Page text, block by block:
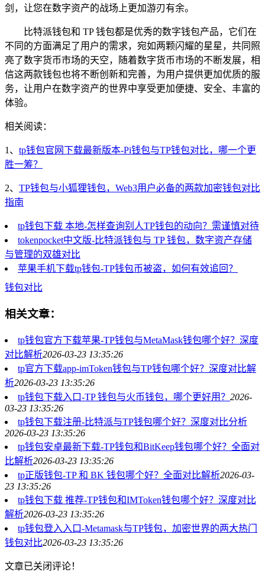
剑，让您在数字资产的战场上更加游刃有余。
比特派钱包和 TP 钱包都是优秀的数字钱包产品，它们在
不同的方面满足了用户的需求，宛如两颗闪耀的星星，共同照
亮了数字货币市场的天空，随着数字货币市场的不断发展，相
信这两款钱包也将不断创新和完善，为用户提供更加优质的服
务，让用户在数字资产的世界中享受更加便捷、安全、丰富的
体验。
相关阅读：
1、 tp钱包官网下载最新版本-Pi钱包与TP钱包对比，哪一个更
胜一筹？
2、 TP钱包与小狐狸钱包，Web3用户必备的两款加密钱包对比
指南
tp钱包下载 本地-怎样查询别人TP钱包的动向？需谨慎对待
tokenpocket中文版-比特派钱包与 TP 钱包，数字资产存储
与管理的双雄对比
苹果手机下载tp钱包-TP钱包币被盗，如何有效追回？
钱包对比
相关文章：
tp钱包官方下载苹果-TP钱包与MetaMask钱包哪个好？深度
对比解析2026-03-23 13:35:26
tp官方下载app-imToken钱包与TP钱包哪个好？深度对比解
析2026-03-23 13:35:26
tp钱包下载入口-TP 钱包与火币钱包，哪个更好用？ 2026-
03-23 13:35:26
tp钱包下载注册-比特派与TP钱包哪个好？深度对比分析
2026-03-23 13:35:26
tp钱包安卓最新下载-TP钱包和BitKeep钱包哪个好？全面对
比解析2026-03-23 13:35:26
tp正版钱包-TP 和 BK 钱包哪个好？全面对比解析2026-03-
23 13:35:26
tp钱包下载 推荐-TP钱包和IMToken钱包哪个好？深度对比
解析2026-03-23 13:35:26
tp钱包登入入口-Metamask与TP钱包，加密世界的两大热门
钱包对比2026-03-23 13:35:26
文章已关闭评论！